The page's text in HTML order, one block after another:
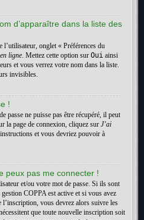
d’apparaître dans la liste des
l’utilisateur, onglet « Préférences du
ligne. Mettez cette option sur Oui ainsi
et vous verrez votre nom dans la liste.
invisibles.
!
passe ne puisse pas être récupéré, il peut
la page de connexion, cliquez sur J’ai
et vous devriez pouvoir à
peux pas me connecter !
et/ou votre mot de passe. Si ils sont
COPPA est active et si vous avez
vous devrez alors suivre les
que toute nouvelle inscription soit